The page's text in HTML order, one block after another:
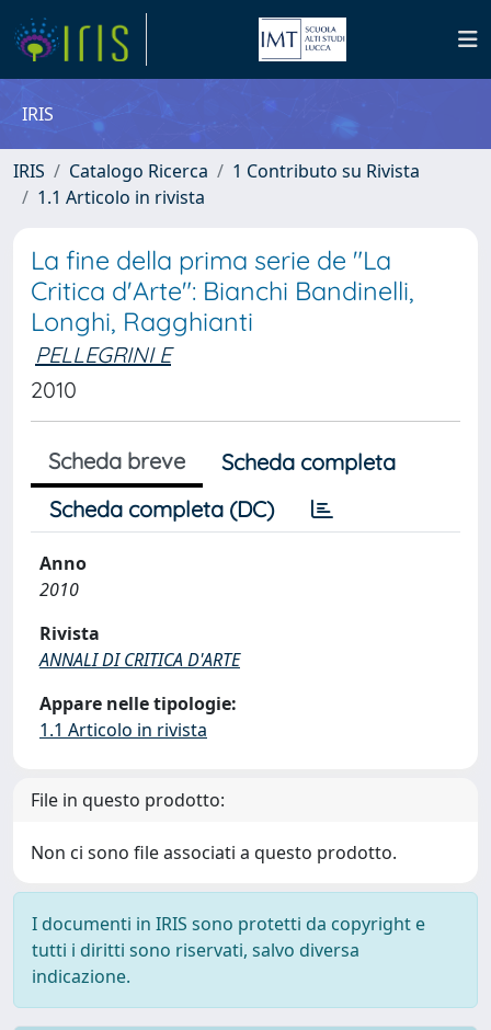
IRIS
IRIS Catalogo Ricerca
1 Contributo su Rivista
1.1 Articolo in rivista
La fine della prima serie de "La
Critica d'Arte": Bianchi Bandinelli,
Longhi, Ragghianti
PELLEGRINI E
2010
Scheda breve
Scheda completa
Scheda completa (DC)
Anno
2010
Rivista
ANNALI DI CRITICA D'ARTE
Appare nelle tipologie:
1.1 Articolo in rivista
File in questo prodotto:
Non ci sono file associati a questo prodotto.
I documenti in IRIS sono protetti da copyright e
tutti i diritti sono riservati, salvo diversa
indicazione.